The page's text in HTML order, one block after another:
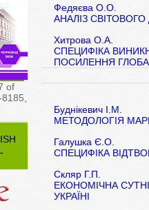
of
Федяєва О.О.
АНАЛІЗ
Хитрова О.А.
СПЕЦИФІКА
ПОСИЛЕННЯ
Буднікевич І.М.
МЕТОДОЛОГІЯ
Галушка Є.О.
СПЕЦИФІКА
Скляр Г.П.
ЕКОНОМІЧНА
УКРАЇНІ